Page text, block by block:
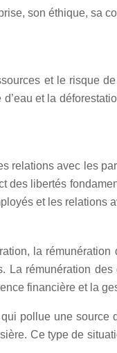
son éthique, sa
et le risque
et la
relations avec les
libertés
et les relations
la
La rémunération
financière et la
pollue une
Ce type de